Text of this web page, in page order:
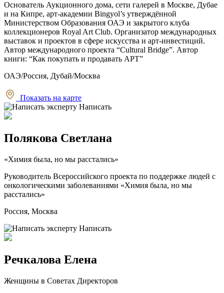
Основатель Аукционного дома, сети галерей в Москве, Дубае
и на Кипре, арт-академии Bingyol’s утверждённой
Министерством Образования ОАЭ и закрытого клуба
коллекционеров Royal Art Club. Организатор международных
выставок и проектов в сфере искусства и арт-инвестиций.
Автор международного проекта “Cultural Bridge”. Автор
книги: “Как покупать и продавать АРТ”
ОАЭ/Россия, Дубай/Москва
Показать на карте
Написать
Полякова Светлана
«Химия была, но мы расстались»
Руководитель Всероссийского проекта по поддержке людей с
онкологическими заболеваниями «Химия была, но мы
расстались»
Россия, Москва
Написать
Речкалова Елена
Женщины в Советах Директоров